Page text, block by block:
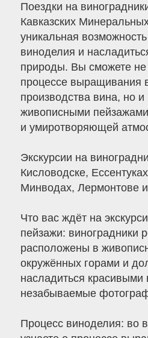
Поездки на
Кавказских
уникальная
виноделия и
природы. Вы сможете не
процессе выращивания
производства вина, но и
живописными
и умиротворяющей
Экскурсии на
Кисловодске,
Минводах, Лермонтове и
Что вас ждёт на
пейзажи: виноградники
расположены в
окружённых горами и
насладиться красивыми
незабываемые
Процесс виноделия: во